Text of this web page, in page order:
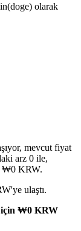
olarak
mevcut fiyat
arz 0 ile,
₩0 KRW.
ulaştı.
için ₩0 KRW